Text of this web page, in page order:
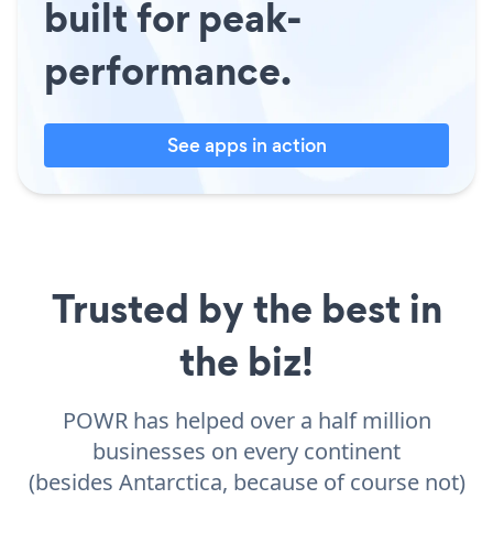
built for peak-
performance.
See apps in action
Trusted by the best in
the biz!
POWR has helped over a half million
businesses on every continent
(besides Antarctica, because of course not)